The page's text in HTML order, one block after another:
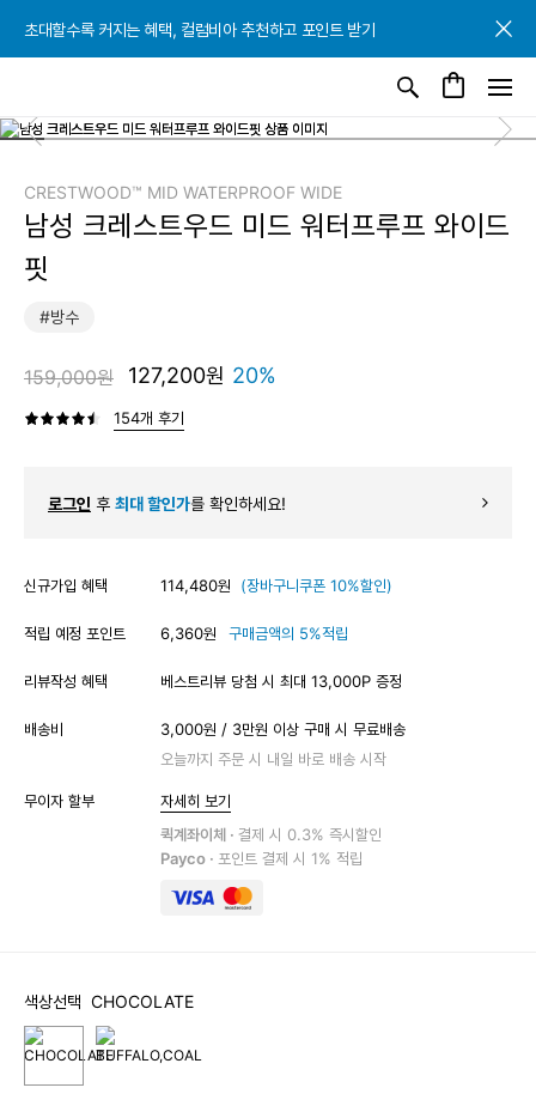
초대할수록 커지는 혜택, 컬럼비아 추천하고 포인트 받기
초대할수록 커지는 혜택, 컬럼비아 추천하고 포인트 받기
초대할수록 커지는 혜택, 컬럼비아 추천하고 포인트 받기
CRESTWOOD™ MID WATERPROOF WIDE
남성 크레스트우드 미드 워터프루프 와이드
핏
#방수
159,000원 127,200원 20%
154개 후기
로그인 후 최대 할인가를 확인하세요!
신규가입 혜택 114,480원 (장바구니쿠폰 10%할인)
적립 예정 포인트 6,360원 구매금액의 5%적립
리뷰작성 혜택 베스트리뷰 당첨 시 최대 13,000P 증정
배송비
3,000원 / 3만원 이상 구매 시 무료배송
오늘까지 주문 시 내일 바로 배송 시작
무이자 할부
자세히 보기
퀵계좌이체 · 결제 시 0.3% 즉시할인
Payco · 포인트 결제 시 1% 적립
색상선택 CHOCOLATE